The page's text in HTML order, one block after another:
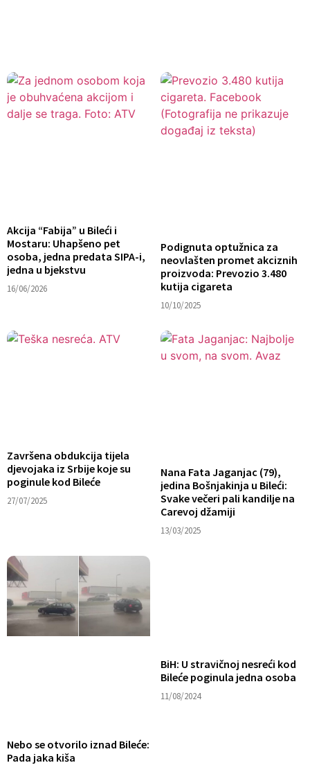
Akcija “Fabija” u Bileći i
Mostaru: Uhapšeno pet
osoba, jedna predata SIPA-i,
jedna u bjekstvu
16/06/2026
Podignuta optužnica za
neovlašten promet akciznih
proizvoda: Prevozio 3.480
kutija cigareta
10/10/2025
Završena obdukcija tijela
djevojaka iz Srbije koje su
poginule kod Bileće
27/07/2025
Nana Fata Jaganjac (79),
jedina Bošnjakinja u Bileći:
Svake večeri pali kandilje na
Carevoj džamiji
13/03/2025
Nebo se otvorilo iznad Bileće:
Pada jaka kiša
BiH: U stravičnoj nesreći kod
Bileće poginula jedna osoba
11/08/2024